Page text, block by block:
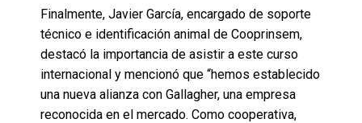
Finalmente, Javier García, encargado de soporte
técnico e identificación animal de Cooprinsem,
destacó la importancia de asistir a este curso
internacional y mencionó que “hemos establecido
una nueva alianza con Gallagher, una empresa
reconocida en el mercado. Como cooperativa,